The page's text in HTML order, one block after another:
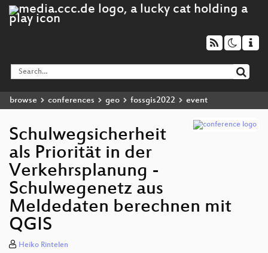
browse conferences geo fossgis2022 event
Schulwegsicherheit
als Priorität in der
Verkehrsplanung -
Schulwegenetz aus
Meldedaten berechnen mit
QGIS
Heiko Rintelen